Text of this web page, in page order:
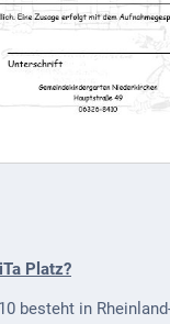
Platz?
besteht in